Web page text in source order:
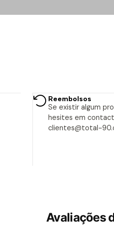
Reembolsos
Se existir algum
hesites em
clientes@total-
Avaliações